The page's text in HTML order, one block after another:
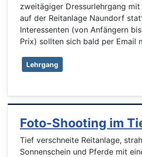
zweitägiger Dressurlehrgang mit
auf der Reitanlage Naundorf
Interessenten (von Anfängern
Prix) sollten sich bald per Email
Lehrgang
Foto-Shooting im
Tief verschneite Reitanlage,
Sonnenschein und Pferde mit